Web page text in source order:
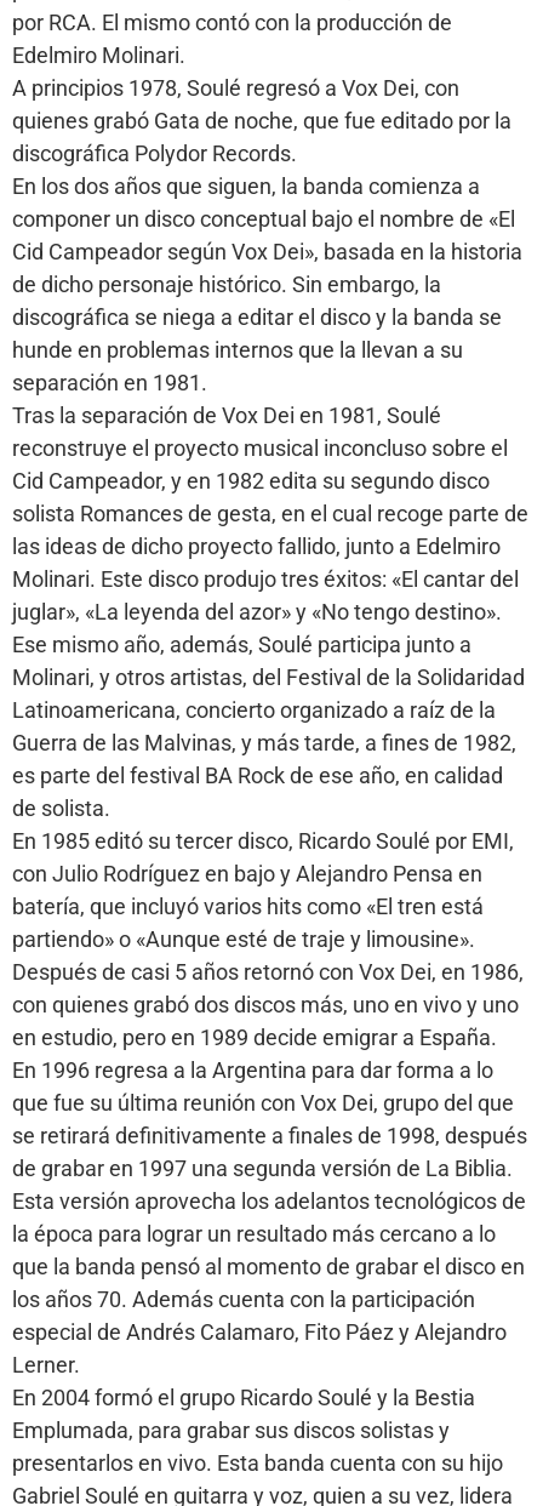
por RCA. El mismo contó con la producción de
Edelmiro Molinari.
A principios 1978, Soulé regresó a Vox Dei, con
quienes grabó Gata de noche, que fue editado por la
discográfica Polydor Records.
En los dos años que siguen, la banda comienza a
componer un disco conceptual bajo el nombre de «El
Cid Campeador según Vox Dei», basada en la historia
de dicho personaje histórico. Sin embargo, la
discográfica se niega a editar el disco y la banda se
hunde en problemas internos que la llevan a su
separación en 1981.
Tras la separación de Vox Dei en 1981, Soulé
reconstruye el proyecto musical inconcluso sobre el
Cid Campeador, y en 1982 edita su segundo disco
solista Romances de gesta, en el cual recoge parte de
las ideas de dicho proyecto fallido, junto a Edelmiro
Molinari. Este disco produjo tres éxitos: «El cantar del
juglar», «La leyenda del azor» y «No tengo destino».
Ese mismo año, además, Soulé participa junto a
Molinari, y otros artistas, del Festival de la Solidaridad
Latinoamericana, concierto organizado a raíz de la
Guerra de las Malvinas, y más tarde, a fines de 1982,
es parte del festival BA Rock de ese año, en calidad
de solista.
En 1985 editó su tercer disco, Ricardo Soulé por EMI,
con Julio Rodríguez en bajo y Alejandro Pensa en
batería, que incluyó varios hits como «El tren está
partiendo» o «Aunque esté de traje y limousine».
Después de casi 5 años retornó con Vox Dei, en 1986,
con quienes grabó dos discos más, uno en vivo y uno
en estudio, pero en 1989 decide emigrar a España.
En 1996 regresa a la Argentina para dar forma a lo
que fue su última reunión con Vox Dei, grupo del que
se retirará definitivamente a finales de 1998, después
de grabar en 1997 una segunda versión de La Biblia.
Esta versión aprovecha los adelantos tecnológicos de
la época para lograr un resultado más cercano a lo
que la banda pensó al momento de grabar el disco en
los años 70. Además cuenta con la participación
especial de Andrés Calamaro, Fito Páez y Alejandro
Lerner.
En 2004 formó el grupo Ricardo Soulé y la Bestia
Emplumada, para grabar sus discos solistas y
presentarlos en vivo. Esta banda cuenta con su hijo
Gabriel Soulé en guitarra y voz, quien a su vez, lidera